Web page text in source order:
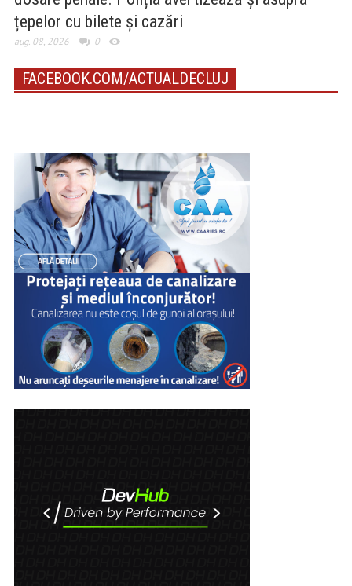
țepelor cu bilete și cazări
aug. 08, 2026 0
FACEBOOK.COM/ACTUALDECLUJ